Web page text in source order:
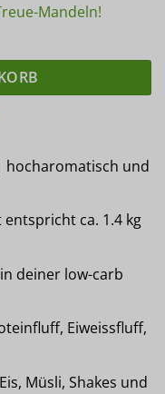
Mandeln!
Ananaspulver 200
hocharomatisch und
ca. 1.4 kg
deiner low-carb
Eiweissfluff,
Müsli, Shakes und